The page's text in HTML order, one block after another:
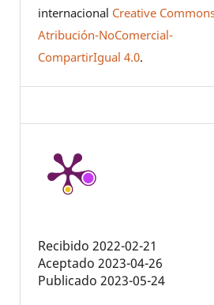
internacional Creative
Atribución-NoComercial-
CompartirIgual 4.0.
Recibido 2022-02-21
Aceptado 2023-04-26
Publicado 2023-05-24